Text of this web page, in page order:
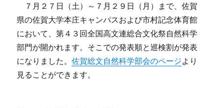
７月２７日（土）～７月２９日（月）まで、佐賀
県の佐賀大学本庄キャンパスおよび市村記念体育館
において、第４３回全国高文連総合文化祭自然科学
部門が開かれます。そこでの発表順と巡検割が発表
になりました。佐賀総文自然科学部会のページより
見ることができます。